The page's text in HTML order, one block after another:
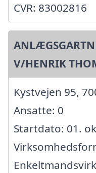
CVR: 83002816
V/HENRIK
Kystvejen 95,
Ansatte: 0
Startdato: 01.